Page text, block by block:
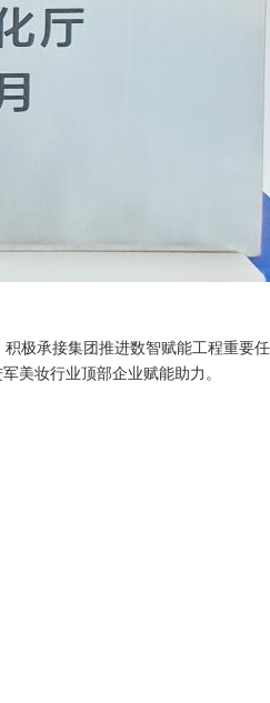
极承接集团推进数智赋能工程重要
美妆行业顶部企业赋能助力。